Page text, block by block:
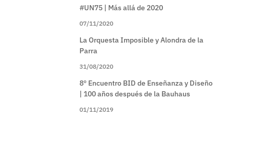
#UN75 | Más allá de 2020
07/11/2020
La Orquesta Imposible y Alondra de la
Parra
31/08/2020
8º Encuentro BID de Enseñanza y Diseño
| 100 años después de la Bauhaus
01/11/2019